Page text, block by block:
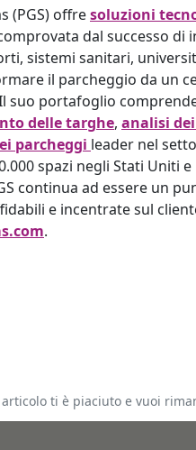
(PGS) offresoluzioni
dal successo di
sistemi sanitari,
il parcheggio da un
suo portafoglio
delle targhe, analisi
parcheggi leader nel
spazi negli Stati Uniti
continua ad essere un
e incentrate sul
.
articolo ti è piaciuto e vuoi